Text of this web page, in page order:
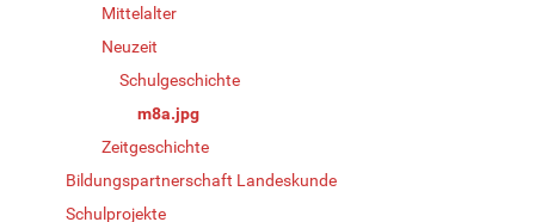
Mittelalter
Neuzeit
Schulgeschichte
m8a.jpg
Zeitgeschichte
Bildungspartnerschaft Landeskunde
Schulprojekte